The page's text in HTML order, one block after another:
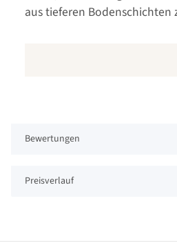
aus tieferen Bodenschichten
Bewertungen
Preisverlauf